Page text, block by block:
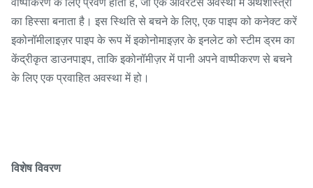
वाष्पीकरण के लिए प्रवण होता है, जो एक ओवरटेंस अवस्था में अर्थशास्त्री
का हिस्सा बनाता है। इस स्थिति से बचने के लिए, एक पाइप को कनेक्ट करें
इकोनॉमीलाइज़र पाइप के रूप में इकोनोमाइज़र के इनलेट को स्टीम ड्रम का
केंद्रीकृत डाउनपाइप, ताकि इकोनॉमीज़र में पानी अपने वाष्पीकरण से बचने
के लिए एक प्रवाहित अवस्था में हो।
विशेष विवरण